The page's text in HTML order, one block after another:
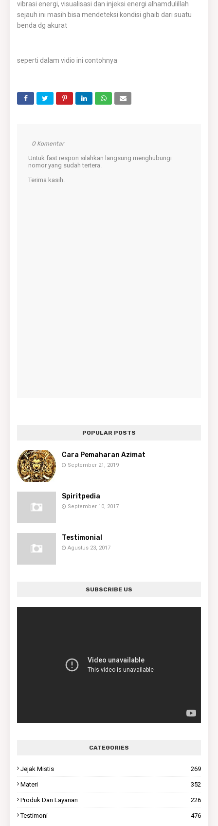
vibrasi energi, visualisasi dan injeksi energi alhamdulillah
sejauh ini masih bisa mendeteksi kondisi ghaib dari suatu
benda dg akurat
seperti dalam vidio ini contohnya
0 Komentar
Untuk fast respon silahkan langsung menghubungi
nomor yang sudah tertera.
Terima kasih.
POPULAR POSTS
Cara Pemaharan Azimat
September 21, 2019
Spiritpedia
September 10, 2017
Testimonial
Agustus 23, 2017
SUBSCRIBE US
CATEGORIES
Jejak Mistis 269
Materi 352
Produk Dan Layanan 226
Testimoni 476